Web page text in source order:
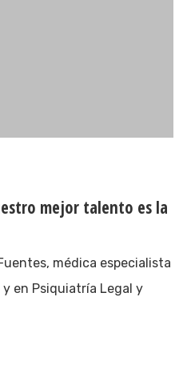
mejor talento es la
médica especialista
en Psiquiatría Legal y